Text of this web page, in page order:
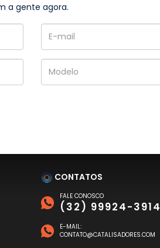
a gente agora.
CONTATOS
FALE CONOSCO
(32) 99924-3914
E-MAIL:
CONTATO@CATALISADORES.COM